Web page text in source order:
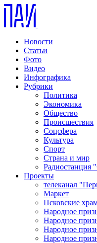
Новости
Статьи
Фото
Видео
Инфографика
Рубрики
Политика
Экономика
Общество
Происшествия
Соцсфера
Культура
Спорт
Страна и мир
Радиостанция
Проекты
телеканал
Маркет
Псковские
Народное
Народное
Народное
Народное